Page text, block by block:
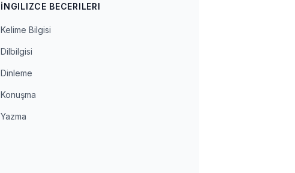
İNGILIZCE BECERILERI
Kelime Bilgisi
Dilbilgisi
Dinleme
Konuşma
Yazma